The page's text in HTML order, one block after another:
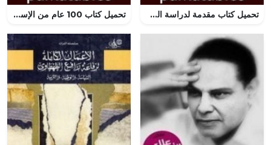
تحميل كتاب مقدمة لدراسة الصراع العربي الاسرائيلي PDF تأليف عبد الوهاب المسيري مجانا [كامل] تحميل كتاب 100 عام من الإسلام السياسي بـالعراق – السنّة PDF تأليف رشيد الخيون مجانا [كامل]